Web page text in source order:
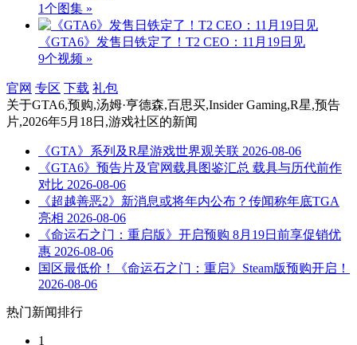
1个图集 »
《GTA6》发售日铁定了！T2 CEO：11月19日见
9个视频 »
官网 专区 下载 礼包
关于GTA6,预购,汤姆·亨德森,百思买,Insider Gaming,R星,预告
片,2026年5月18日,游戏社区的新闻
《GTA》系列及R星游戏世界观关联 2026-08-06
《GTA6》预告片及官网载具图鉴汇总 载具与历代前作
对比 2026-08-06
《超越善恶2》新消息或将年内公布？传闻称年底TGA
亮相 2026-08-06
《命运石之门：重启版》开启预购 8月19日前享促销优
惠 2026-08-06
国区最低价！《命运石之门：重启》Steam版预购开启！
2026-08-06
热门新闻排行
1